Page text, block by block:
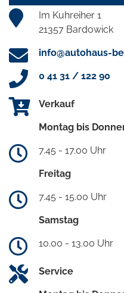
Im Kuhreiher 1
21357 Bardowick
info@autohaus-
0 41 31 / 122 90
Verkauf
Montag bis
7.45 - 17.00 Uhr
Freitag
7.45 - 15.00 Uhr
Samstag
10.00 - 13.00 Uhr
Service